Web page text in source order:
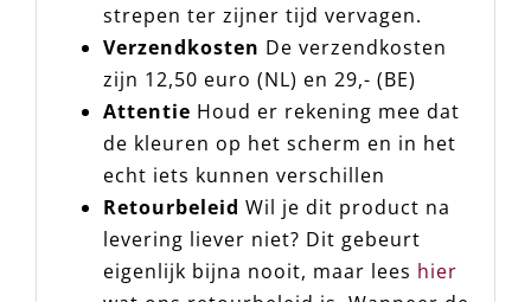
strepen ter zijner tijd vervagen.
Verzendkosten De verzendkosten
zijn 12,50 euro (NL) en 29,- (BE)
Attentie Houd er rekening mee dat
de kleuren op het scherm en in het
echt iets kunnen verschillen
Retourbeleid Wil je dit product na
levering liever niet? Dit gebeurt
eigenlijk bijna nooit, maar lees hier